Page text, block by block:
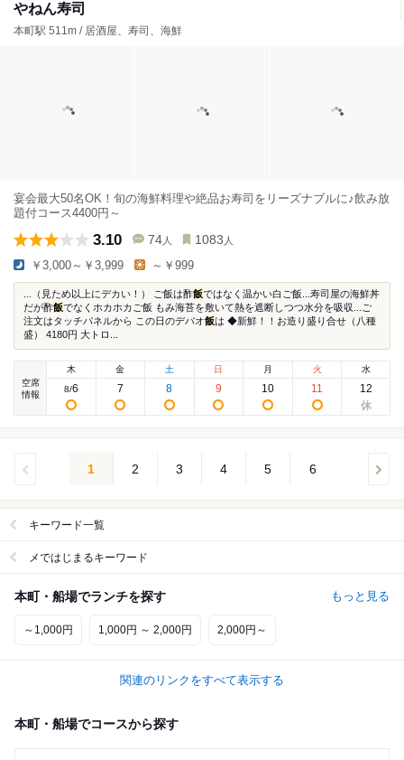
やねん寿司
本町駅 511m / 居酒屋、寿司、海鮮
宴会最大50名OK！旬の海鮮料理や絶品お寿司をリーズナブルに♪飲み放
題付コース4400円～
3.10 74 人 1083 人
￥3,000～￥3,999 ～￥999
...（見ため以上にデカい！） ご飯は酢飯ではなく温かい白ご飯...寿司屋の海鮮丼
だが酢飯でなくホカホカご飯 もみ海苔を敷いて熱を遮断しつつ水分を吸収...ご
注文はタッチパネルから この日のデバオ飯は ◆新鮮！！お造り盛り合せ（八種
盛） 4180円 大トロ...
空席
情報
木
8/6
金
7
土
8
日
9
月
10
火
11
水
12
1 2 3 4 5 6
キーワード一覧
メではじまるキーワード
本町・船場でランチを探す もっと見る
～1,000円 1,000円 ～ 2,000円 2,000円～
関連のリンクをすべて表示する
本町・船場でコースから探す